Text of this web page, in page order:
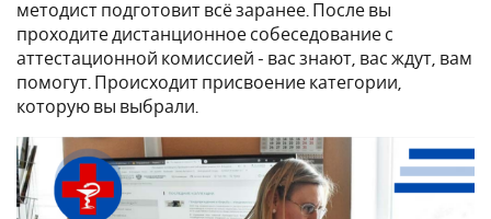
методист подготовит всё заранее. После вы
проходите дистанционное собеседование с
аттестационной комиссией - вас знают, вас ждут, вам
помогут. Происходит присвоение категории,
которую вы выбрали.